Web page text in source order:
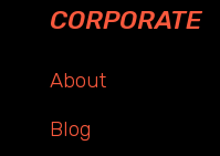
CORPORATE
About
Blog